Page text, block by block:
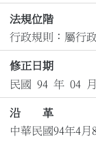
法規位階
行政規則：屬行
修正日期
民國 94 年 04
沿 革
中華民國94年4